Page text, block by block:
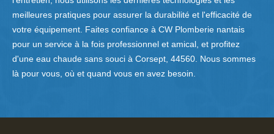
meilleures pratiques pour assurer la durabilité et l'efficacité de
votre équipement. Faites confiance à CW Plomberie nantais
pour un service à la fois professionnel et amical, et profitez
d'une eau chaude sans souci à Corsept, 44560. Nous sommes
là pour vous, où et quand vous en avez besoin.